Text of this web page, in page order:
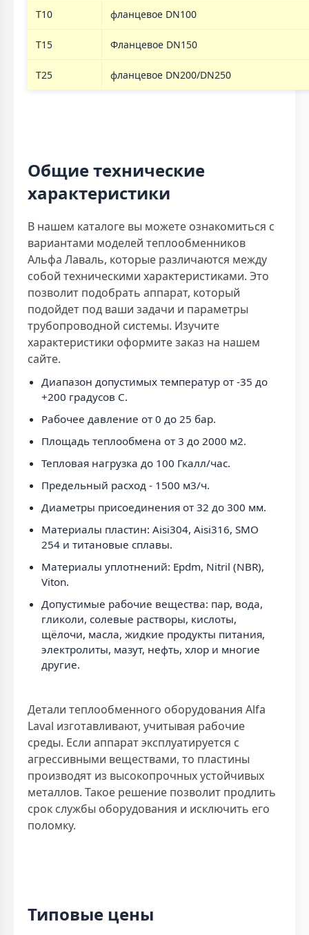
T10 фланцевое DN100
T15 Фланцевое DN150
T25 фланцевое DN200/DN250
Общие технические
характеристики
В нашем каталоге вы можете ознакомиться с
вариантами моделей теплообменников
Альфа Лаваль, которые различаются между
собой техническими характеристиками. Это
позволит подобрать аппарат, который
подойдет под ваши задачи и параметры
трубопроводной системы. Изучите
характеристики оформите заказ на нашем
сайте.
Диапазон допустимых температур от -35 до
+200 градусов C.
Рабочее давление от 0 до 25 бар.
Площадь теплообмена от 3 до 2000 м2.
Тепловая нагрузка до 100 Гкалл/час.
Предельный расход - 1500 м3/ч.
Диаметры присоединения от 32 до 300 мм.
Материалы пластин: Aisi304, Aisi316, SMO
254 и титановые сплавы.
Материалы уплотнений: Epdm, Nitril (NBR),
Viton.
Допустимые рабочие вещества: пар, вода,
гликоли, солевые растворы, кислоты,
щёлочи, масла, жидкие продукты питания,
электролиты, мазут, нефть, хлор и многие
другие.
Детали теплообменного оборудования Alfa
Laval изготавливают, учитывая рабочие
среды. Если аппарат эксплуатируется с
агрессивными веществами, то пластины
производят из высокопрочных устойчивых
металлов. Такое решение позволит продлить
срок службы оборудования и исключить его
поломку.
Типовые цены